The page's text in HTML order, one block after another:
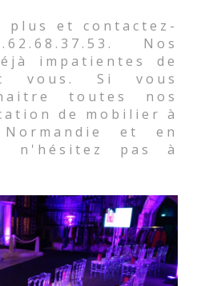
plus et contactez-
Nos
impatientes de
vous. Si vous
toutes nos
de mobilier à
et en
n'hésitez pas à